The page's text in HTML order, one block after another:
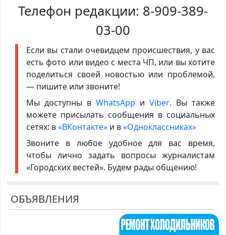
Телефон редакции: 8-909-389-
03-00
Если вы стали очевидцем происшествия, у вас
есть фото или видео с места ЧП, или вы хотите
поделиться своей новостью или проблемой,
— пишите или звоните!
Мы доступны в WhatsApp иViber. Вы также
можете присылать сообщения в социальных
сетях: в«ВКонтакте»и в«Одноклассниках»
Звоните в любое удобное для вас время,
чтобы лично задать вопросы журналистам
«Городских вестей». Будем рады общению!
ОБЪЯВЛЕНИЯ